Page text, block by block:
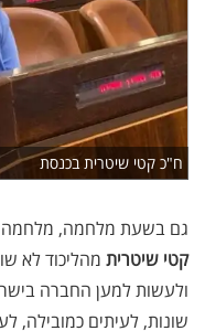
ח"כ קטי שיטרית בכנסת
גם בשעת מלחמה,
קטי שיטרית
ולעשות למען החברה
שונות, לעיתים כמובילה,